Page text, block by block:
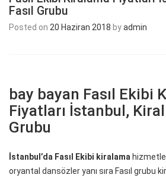
Fasıl Grubu
Posted on 20 Haziran 2018 byadmin
bay bayan Fasıl Ekibi
Fiyatları İstanbul,
Grubu
İstanbul’da Fasıl Ekibi kiralama
oryantal dansözler yanı sıra Fasıl grubu